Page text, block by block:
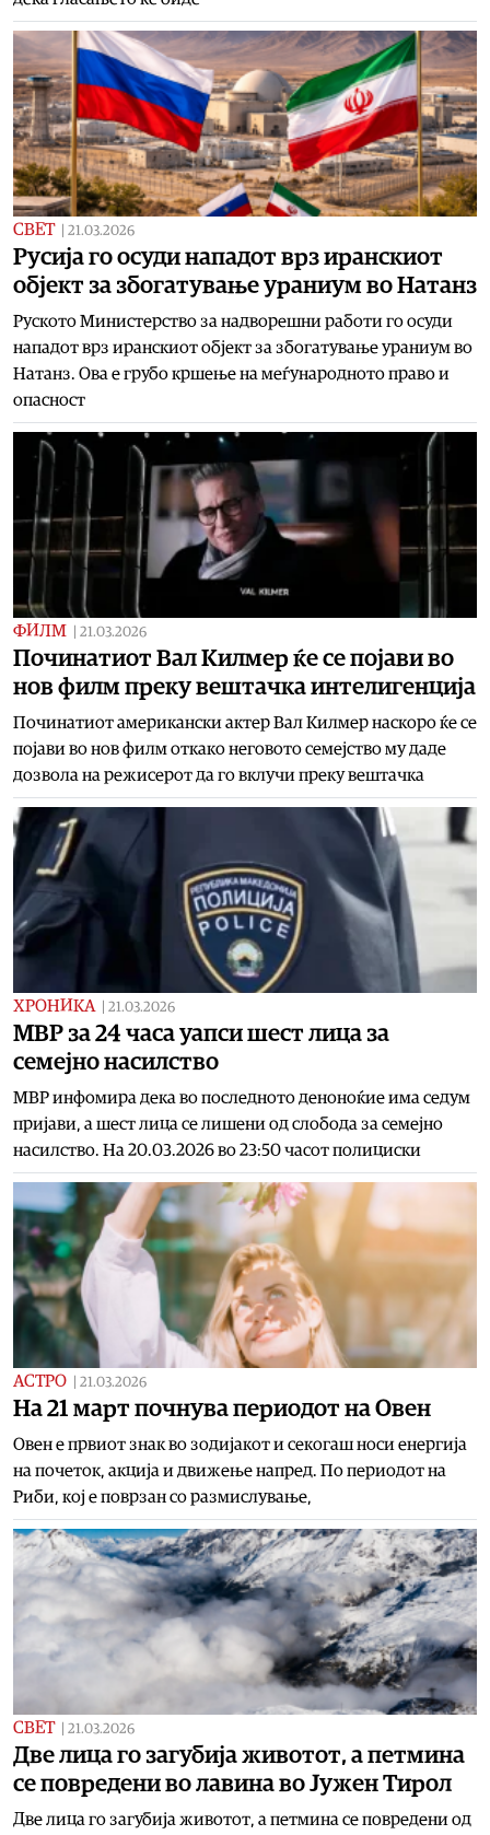
СВЕТ 21.03.2026
Русија го осуди нападот врз иранскиот
објект за збогатување ураниум во Натанз
Руското Министерство за надворешни работи го осуди
нападот врз иранскиот објект за збогатување ураниум во
Натанз. Ова е грубо кршење на меѓународното право и
опасност
ФИЛМ 21.03.2026
Починатиот Вал Килмер ќе се појави во
нов филм преку вештачка интелигенција
Починатиот американски актер Вал Килмер наскоро ќе се
појави во нов филм откако неговото семејство му даде
дозвола на режисерот да го вклучи преку вештачка
ХРОНИКА 21.03.2026
МВР за 24 часа уапси шест лица за
семејно насилство
МВР инфомира дека во последното деноноќие има седум
пријави, а шест лица се лишени од слобода за семејно
насилство. На 20.03.2026 во 23:50 часот полициски
АСТРО 21.03.2026
На 21 март почнува периодот на Овен
Овен е првиот знак во зодијакот и секогаш носи енергија
на почеток, акција и движење напред. По периодот на
Риби, кој е поврзан со размислување,
СВЕТ 21.03.2026
Две лица го загубија животот, а петмина
се повредени во лавина во Јужен Тирол
Две лица го загубија животот, а петмина се повредени од